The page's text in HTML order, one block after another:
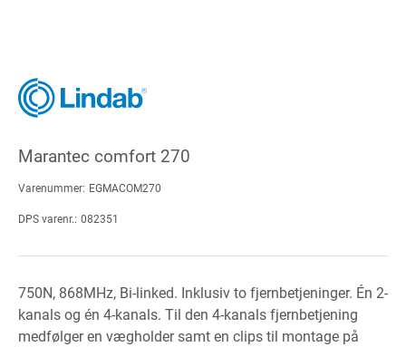
Marantec comfort 270
Varenummer: EGMACOM270
DPS varenr.: 082351
750N, 868MHz, Bi-linked. Inklusiv to fjernbetjeninger. Én 2-
kanals og én 4-kanals. Til den 4-kanals fjernbetjening
medfølger en vægholder samt en clips til montage på